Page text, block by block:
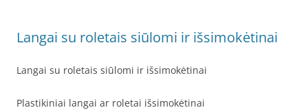
Langai su roletais siūlomi ir išsimokėtinai
Langai su roletais siūlomi ir išsimokėtinai
Plastikiniai langai ar roletai išsimokėtinai